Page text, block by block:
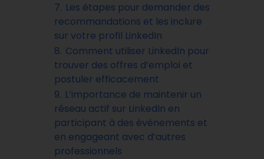
7. Les étapes pour demander des
recommandations et les inclure
sur votre profil LinkedIn
8. Comment utiliser LinkedIn pour
trouver des offres d’emploi et
postuler efficacement
9. L’importance de maintenir un
réseau actif sur LinkedIn en
participant à des événements et
en engageant avec d’autres
professionnels